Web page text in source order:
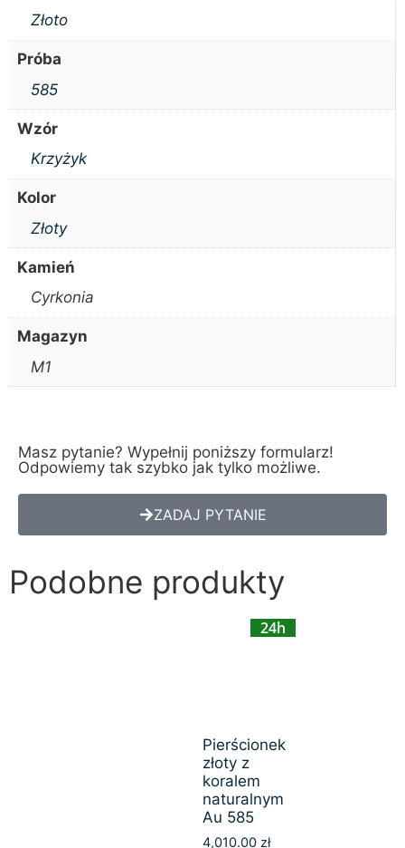
Złoto
Próba
585
Wzór
Krzyżyk
Kolor
Złoty
Kamień
Cyrkonia
Magazyn
M1
Masz pytanie? Wypełnij poniższy formularz!
Odpowiemy tak szybko jak tylko możliwe.
ZADAJ PYTANIE
Podobne produkty
24h
Pierścionek
złoty z
koralem
naturalnym
Au 585
4,010.00 zł